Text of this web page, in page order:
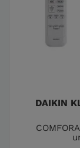
DAIKIN